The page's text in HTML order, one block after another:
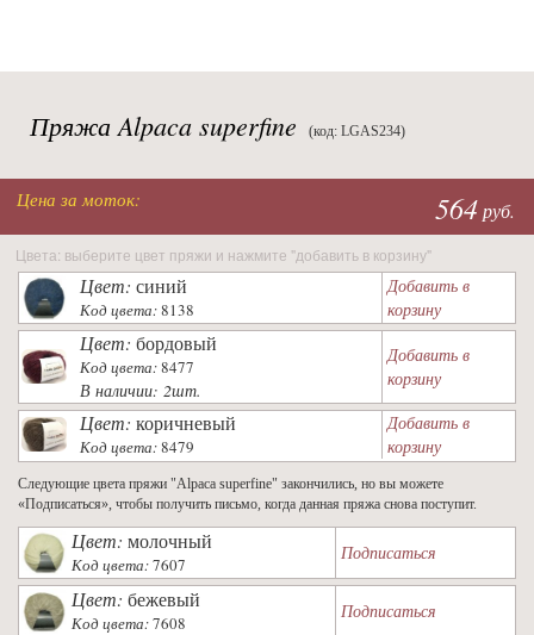
Пряжа Alpaca superfine (код: LGAS234)
Цена за моток: 564руб.
Цвета: выберите цвет пряжи и нажмите "добавить в корзину"
Цвет: синий
Код цвета:8138
Добавить в
корзину
Цвет: бордовый
Код цвета:8477
В наличии: 2шт.
Добавить в
корзину
Цвет: коричневый
Код цвета:8479
Добавить в
корзину
Следующие цвета пряжи "Alpaca superfine" закончились, но вы можете
«Подписаться», чтобы получить письмо, когда данная пряжа снова поступит.
Цвет: молочный
Код цвета:7607
Подписаться
Цвет: бежевый
Код цвета:7608
Подписаться